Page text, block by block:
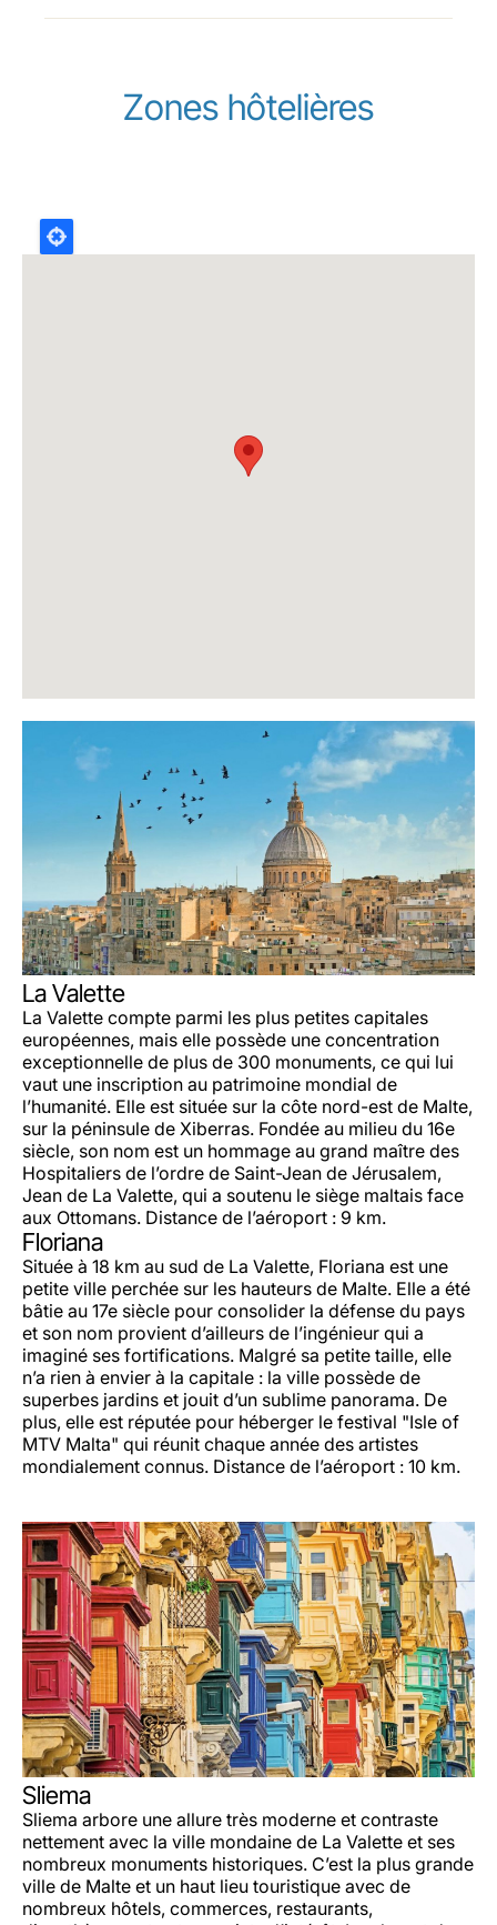
Zones hôtelières
La Valette
La Valette compte parmi les plus petites capitales
européennes, mais elle possède une concentration
exceptionnelle de plus de 300 monuments, ce qui lui
vaut une inscription au patrimoine mondial de
l’humanité. Elle est située sur la côte nord-est de Malte,
sur la péninsule de Xiberras. Fondée au milieu du 16e
siècle, son nom est un hommage au grand maître des
Hospitaliers de l’ordre de Saint-Jean de Jérusalem,
Jean de La Valette, qui a soutenu le siège maltais face
aux Ottomans. Distance de l’aéroport : 9 km.
Floriana
Située à 18 km au sud de La Valette, Floriana est une
petite ville perchée sur les hauteurs de Malte. Elle a été
bâtie au 17e siècle pour consolider la défense du pays
et son nom provient d’ailleurs de l’ingénieur qui a
imaginé ses fortifications. Malgré sa petite taille, elle
n’a rien à envier à la capitale : la ville possède de
superbes jardins et jouit d’un sublime panorama. De
plus, elle est réputée pour héberger le festival "Isle of
MTV Malta" qui réunit chaque année des artistes
mondialement connus. Distance de l’aéroport : 10 km.
Sliema
Sliema arbore une allure très moderne et contraste
nettement avec la ville mondaine de La Valette et ses
nombreux monuments historiques. C’est la plus grande
ville de Malte et un haut lieu touristique avec de
nombreux hôtels, commerces, restaurants,